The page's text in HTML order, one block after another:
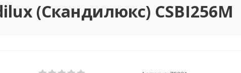
(Скандилюкс) CSBI256M